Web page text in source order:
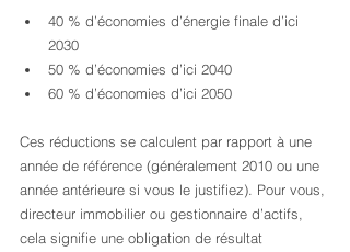
40 % d’économies d’énergie finale d’ici
2030
50 % d’économies d’ici 2040
60 % d’économies d’ici 2050
Ces réductions se calculent par rapport à une
année de référence (généralement 2010 ou une
année antérieure si vous le justifiez). Pour vous,
directeur immobilier ou gestionnaire d’actifs,
cela signifie une obligation de résultat